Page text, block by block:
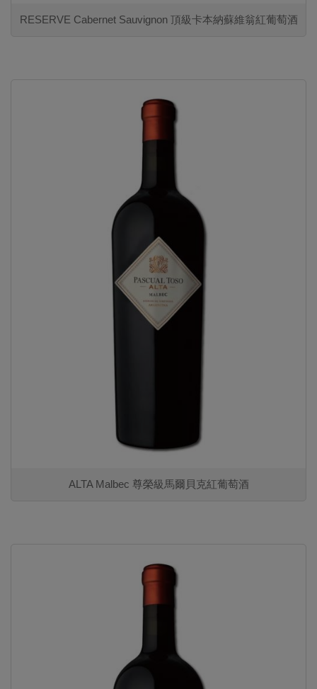
RESERVE Cabernet Sauvignon 頂級卡本納蘇維翁紅葡萄酒
ALTA Malbec 尊榮級馬爾貝克紅葡萄酒